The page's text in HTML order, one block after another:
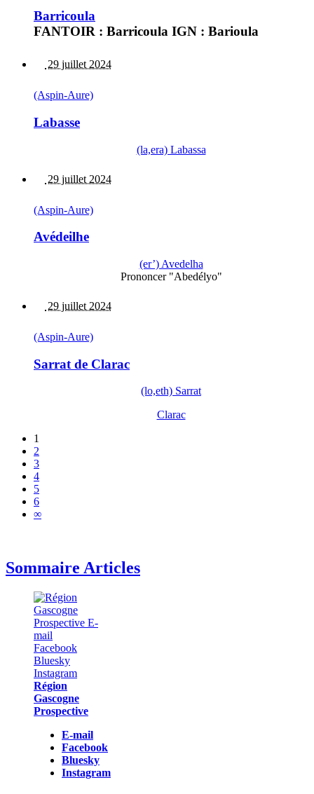
Barricoula
FANTOIR : Barricoula IGN : Barioula
29 juillet 2024
(Aspin-Aure)
Labasse
(la,era) Labassa
29 juillet 2024
(Aspin-Aure)
Avédeilhe
(er’) Avedelha
Prononcer "Abedélyo"
29 juillet 2024
(Aspin-Aure)
Sarrat de Clarac
(lo,eth) Sarrat
Clarac
1
2
3
4
5
6
∞
Sommaire Articles
Région
Gascogne
Prospective
E-mail
Facebook
Bluesky
Instagram